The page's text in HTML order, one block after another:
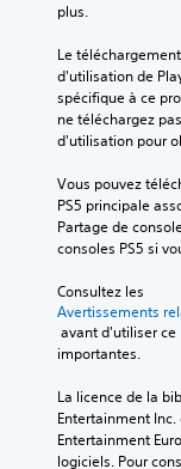
plus.
Le
d'utilisation de
spécifique à ce
ne téléchargez
d'utilisation pour
Vous pouvez
PS5 principale
Partage de
consoles PS5 si
Consultez les
Avertissements
importantes.
La licence de la
Entertainment
Entertainment
logiciels. Pour